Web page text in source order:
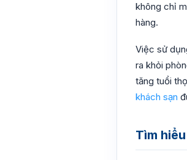
không chỉ
hàng.
Việc sử
ra khỏi
tăng tuổi
khách sạn
Tìm